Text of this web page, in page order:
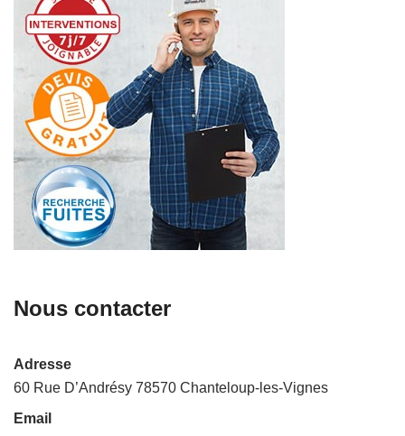
Nous contacter
Adresse
60 Rue D’Andrésy 78570 Chanteloup-les-Vignes
Email